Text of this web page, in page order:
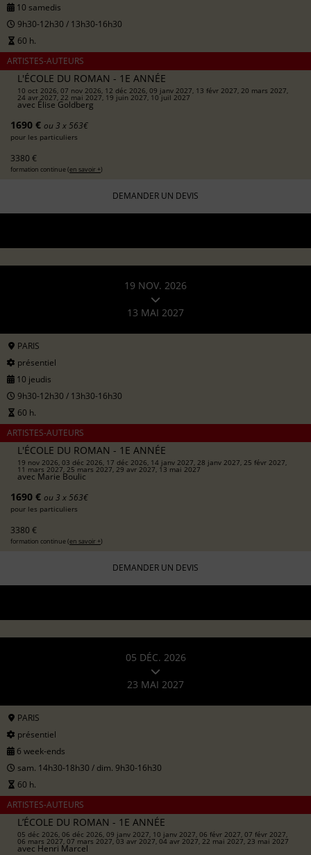
10 samedis
9h30-12h30 / 13h30-16h30
60 h.
ARTISTES-AUTEURS
L'ÉCOLE DU ROMAN - 1E ANNÉE
10 oct 2026, 07 nov 2026, 12 déc 2026, 09 janv 2027, 13 févr 2027, 20 mars 2027,
24 avr 2027, 22 mai 2027, 19 juin 2027, 10 juil 2027
avec Élise Goldberg
1690 € ou 3 x 563€
pour les particuliers
3380 €
formation continue (en savoir +)
DEMANDER UN DEVIS
19 NOV. 2026
13 MAI 2027
PARIS
présentiel
10 jeudis
9h30-12h30 / 13h30-16h30
60 h.
ARTISTES-AUTEURS
L'ÉCOLE DU ROMAN - 1E ANNÉE
19 nov 2026, 03 déc 2026, 17 déc 2026, 14 janv 2027, 28 janv 2027, 25 févr 2027,
11 mars 2027, 25 mars 2027, 29 avr 2027, 13 mai 2027
avec Marie Boulic
1690 € ou 3 x 563€
pour les particuliers
3380 €
formation continue (en savoir +)
DEMANDER UN DEVIS
05 DÉC. 2026
23 MAI 2027
PARIS
présentiel
6 week-ends
sam. 14h30-18h30 / dim. 9h30-16h30
60 h.
ARTISTES-AUTEURS
L’ÉCOLE DU ROMAN - 1E ANNÉE
05 déc 2026, 06 déc 2026, 09 janv 2027, 10 janv 2027, 06 févr 2027, 07 févr 2027,
06 mars 2027, 07 mars 2027, 03 avr 2027, 04 avr 2027, 22 mai 2027, 23 mai 2027
avec Henri Marcel